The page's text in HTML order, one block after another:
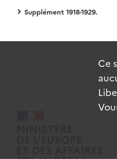
Supplément 1918-1929.
Ce